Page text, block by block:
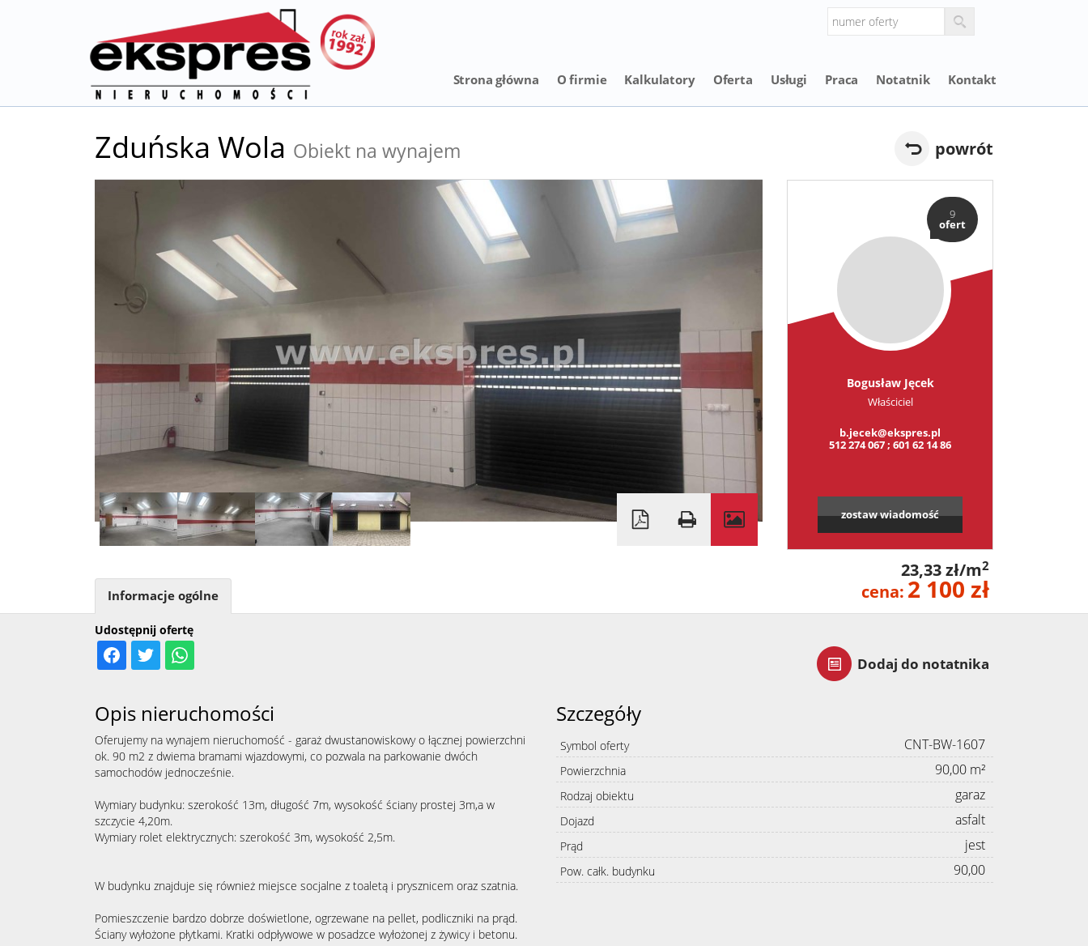
Strona główna O firmie Kalkulatory Oferta Usługi Praca Notatnik Kontakt
Zduńska Wola Obiekt na wynajem powrót
9
ofert
Bogusław Jęcek
Właściciel
b.jecek@ekspres.pl
512 274 067 ; 601 62 14 86
zostaw wiadomość
23,33 zł/m2
cena: 2 100 zł
Dodaj do notatnika
Udostępnij ofertę
Informacje ogólne
Opis nieruchomości
Oferujemy na wynajem nieruchomość - garaż dwustanowiskowy o łącznej powierzchni
ok. 90 m2 z dwiema bramami wjazdowymi, co pozwala na parkowanie dwóch
samochodów jednocześnie.
Wymiary budynku: szerokość 13m, długość 7m, wysokość ściany prostej 3m,a w
szczycie 4,20m.
Wymiary rolet elektrycznych: szerokość 3m, wysokość 2,5m.
W budynku znajduje się również miejsce socjalne z toaletą i prysznicem oraz szatnia.
Pomieszczenie bardzo dobrze doświetlone, ogrzewane na pellet, podliczniki na prąd.
Ściany wyłożone płytkami. Kratki odpływowe w posadzce wyłożonej z żywicy i betonu.
Szczegóły
Symbol oferty CNT-BW-1607
Powierzchnia 90,00 m²
Rodzaj obiektu garaz
Dojazd asfalt
Prąd jest
Pow. całk. budynku 90,00